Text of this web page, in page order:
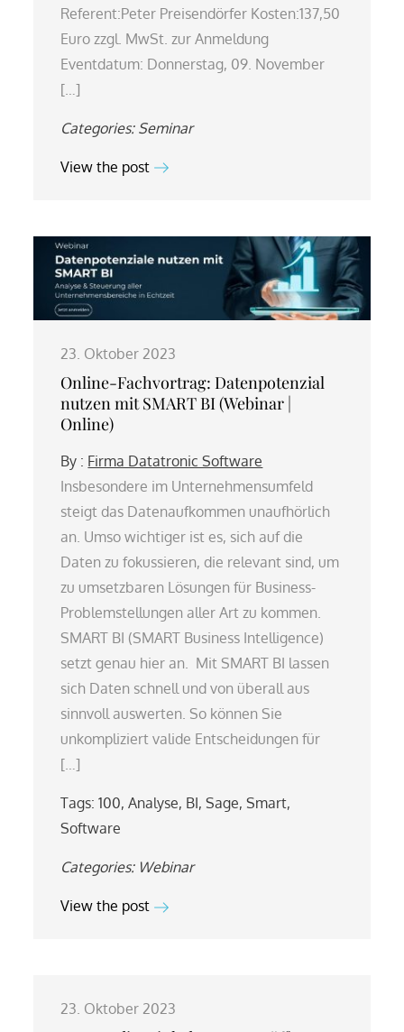
Referent:Peter Preisendörfer Kosten:137,50
Euro zzgl. MwSt. zur Anmeldung
Eventdatum: Donnerstag, 09. November
[…]
Categories: Seminar
View the post
23. Oktober 2023
Online-Fachvortrag: Datenpotenzial
nutzen mit SMART BI (Webinar |
Online)
By : Firma Datatronic Software
Insbesondere im Unternehmensumfeld
steigt das Datenaufkommen unaufhörlich
an. Umso wichtiger ist es, sich auf die
Daten zu fokussieren, die relevant sind, um
zu umsetzbaren Lösungen für Business-
Problemstellungen aller Art zu kommen.
SMART BI (SMART Business Intelligence)
setzt genau hier an. Mit SMART BI lassen
sich Daten schnell und von überall aus
sinnvoll auswerten. So können Sie
unkompliziert valide Entscheidungen für
[…]
Tags:100,Analyse, BI,Sage,Smart,
Software
Categories: Webinar
View the post
23. Oktober 2023